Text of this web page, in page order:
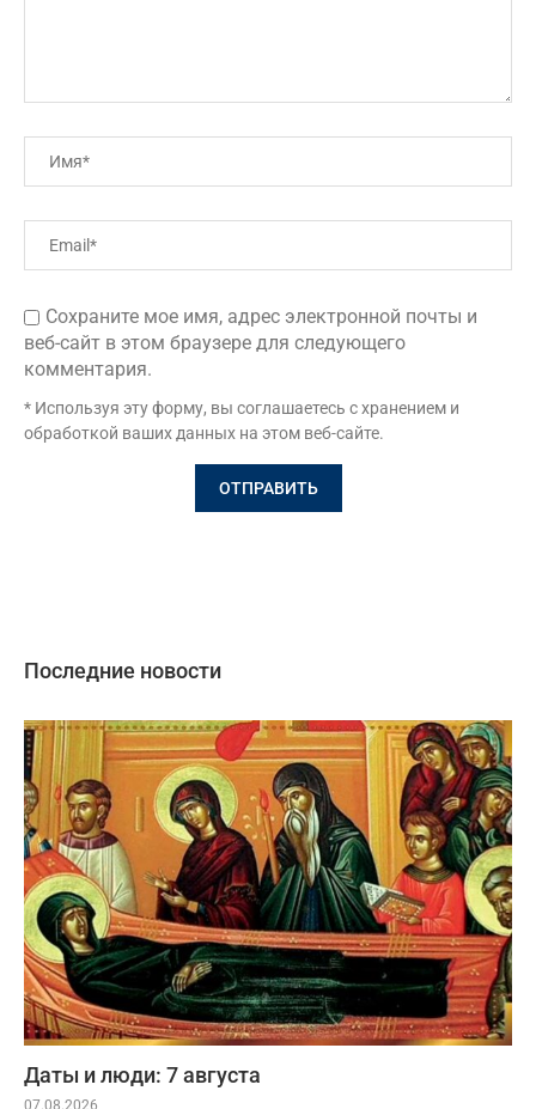
Сохраните мое имя, адрес электронной почты и
веб-сайт в этом браузере для следующего
комментария.
* Используя эту форму, вы соглашаетесь с хранением и
обработкой ваших данных на этом веб-сайте.
Последние новости
Даты и люди: 7 августа
07.08.2026